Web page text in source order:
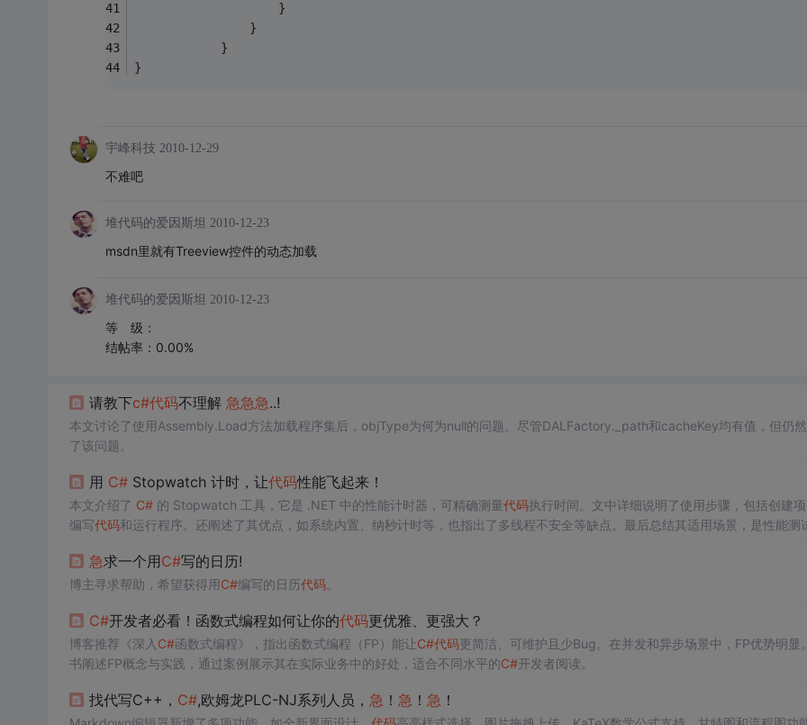
                    }
                }
            }
}
宇峰科技 2010-12-29
不难吧
堆代码的爱因斯坦 2010-12-23
msdn里就有Treeview控件的动态加载
堆代码的爱因斯坦 2010-12-23
等 级：
结帖率：0.00%
请教下c#代码不理解 急急急..!
本文讨论了使用Assembly.Load方法加载程序集后，objType为何为null的问题。尽管DALFactory._path和cacheKey均有值，但仍
了该问题。
用 C#Stopwatch 计时，让代码性能飞起来！
本文介绍了 C#的 Stopwatch 工具，它是 .NET 中的性能计时器，可精确测量代码执行时间。文中详细说明了使用步骤，包括创建项
编写代码和运行程序。还阐述了其优点，如系统内置、纳秒计时等，也指出了多线程不安全等缺点。最后总结其适用场景，是性能测
急求一个用C#写的日历!
博主寻求帮助，希望获得用C#编写的日历代码。
C#开发者必看！函数式编程如何让你的代码更优雅、更强大？
博客推荐《深入 C#函数式编程》，指出函数式编程（FP）能让C#代码更简洁、可维护且少Bug。在并发和异步场景中，FP优势明显
书阐述FP概念与实践，通过案例展示其在实际业务中的好处，适合不同水平的C#开发者阅读。
找代写C++， C#,欧姆龙PLC-NJ系列人员， 急 ！ 急 ！ 急 ！